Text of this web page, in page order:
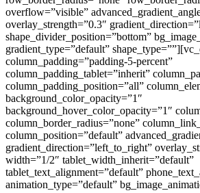
overflow=”visible”
overlay_strength=”0.3″
shape_divider_position=”bottom”
gradient_type=”default”
column_padding=”padding-5-percent”
column_padding_tablet=”inherit”
column_padding_position=”all”
background_color_opacity=”1″
background_hover_color_opacity=”1″
column_border_radius=”none”
column_position=”default”
gradient_direction=”left_to_right”
width=”1/2″ tablet_width_inherit=”default”
tablet_text_alignment=”default”
animation_type=”default”